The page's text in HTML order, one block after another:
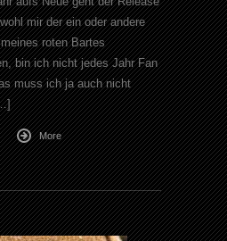
mir der ein oder andere
roten Bartes
bin ich nicht jedes Jahr Fan
muss ich ja auch nicht
More